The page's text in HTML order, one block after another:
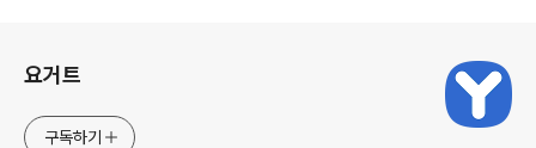
요거트
구독하기